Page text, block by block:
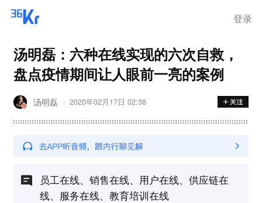
登录
汤明磊：六种在线实现的六次自救，
盘点疫情期间让人眼前一亮的案例
汤明磊 2020年02月17日 02:38
员工在线、销售在线、用户在线、供应链在
线、服务在线、教育培训在线